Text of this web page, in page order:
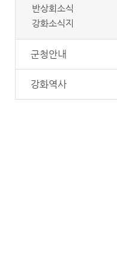
반상회소식
강화소식지
군청안내
강화역사